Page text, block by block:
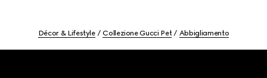
Décor & Lifestyle Collezione Gucci Pet Abbigliamento